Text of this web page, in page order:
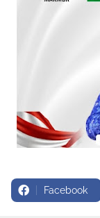
Facebook